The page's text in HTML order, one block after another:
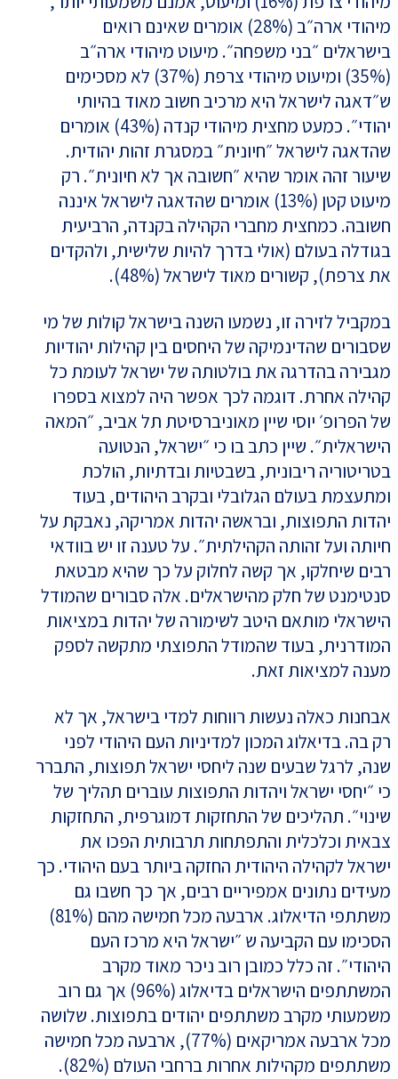
מיהודי ארה״ב (28%) אומרים שאינם רואים
בישראלים ״בני משפחה״. מיעוט מיהודי ארה״ב
(35%) ומיעוט מיהודי צרפת (37%) לא מסכימים
ש״דאגה לישראל היא מרכיב חשוב מאוד בהיותי
יהודי״. כמעט מחצית מיהודי קנדה (43%) אומרים
שהדאגה לישראל ״חיונית״ במסגרת זהות יהודית.
שיעור זהה אומר שהיא ״חשובה אך לא חיונית״. רק
מיעוט קטן (13%) אומרים שהדאגה לישראל איננה
חשובה. כמחצית מחברי הקהילה בקנדה, הרביעית
בגודלה בעולם (אולי בדרך להיות שלישית, ולהקדים
את צרפת), קשורים מאוד לישראל (48%).
במקביל לזירה זו, נשמעו השנה בישראל קולות של מי
שסבורים שהדינמיקה של היחסים בין קהילות יהודיות
מגבירה בהדרגה את בולטותה של ישראל לעומת כל
קהילה אחרת. דוגמה לכך אפשר היה למצוא בספרו
של הפרופ׳ יוסי שיין מאוניברסיטת תל אביב, ״המאה
הישראלית״. שיין כתב בו כי ״ישראל, הנטועה
בטריטוריה ריבונית, בשבטיות ובדתיות, הולכת
ומתעצמת בעולם הגלובלי ובקרב היהודים, בעוד
יהדות התפוצות, ובראשה יהדות אמריקה, נאבקת על
חיותה ועל זהותה הקהילתית״. על טענה זו יש בוודאי
רבים שיחלקו, אך קשה לחלוק על כך שהיא מבטאת
סנטימנט של חלק מהישראלים. אלה סבורים שהמודל
הישראלי מותאם היטב לשימורה של יהדות במציאות
המודרנית, בעוד שהמודל התפוצתי מתקשה לספק
מענה למציאות זאת.
אבחנות כאלה נעשות רווחות למדי בישראל, אך לא
רק בה. בדיאלוג המכון למדיניות העם היהודי לפני
שנה, לרגל שבעים שנה ליחסי ישראל תפוצות, התברר
כי ״יחסי ישראל ויהדות התפוצות עוברים תהליך של
שינוי״. תהליכים של התחזקות דמוגרפית, התחזקות
צבאית וכלכלית והתפתחות תרבותית הפכו את
ישראל לקהילה היהודית החזקה ביותר בעם היהודי. כך
מעידים נתונים אמפיריים רבים, אך כך חשבו גם
משתתפי הדיאלוג. ארבעה מכל חמישה מהם (81%)
הסכימו עם הקביעה ש ״ישראל היא מרכז העם
היהודי״. זה כלל כמובן רוב ניכר מאוד מקרב
המשתתפים הישראלים בדיאלוג (96%) אך גם רוב
משמעותי מקרב משתתפים יהודים בתפוצות. שלושה
מכל ארבעה אמריקאים (77%), ארבעה מכל חמישה
משתתפים מקהילות אחרות ברחבי העולם (82%).